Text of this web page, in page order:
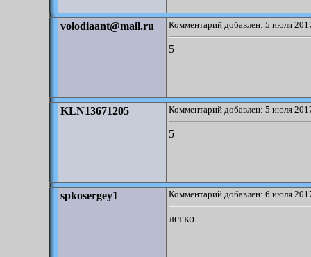
volodiaant@mail.ru Комментарий добавлен: 5 июля
5
KLN13671205 Комментарий добавлен: 5 июля
5
spkosergey1 Комментарий добавлен: 6 июля
легко